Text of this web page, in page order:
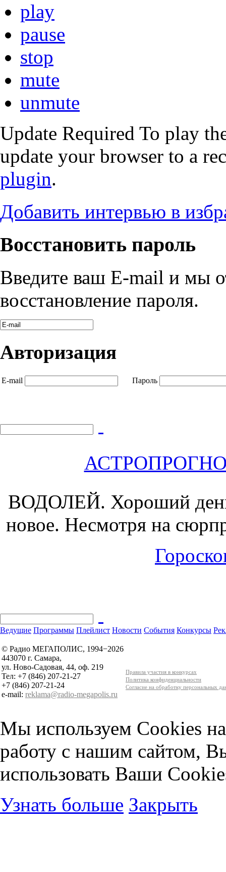
play
pause
stop
mute
unmute
Update Required To play
update your browser to a
plugin.
Добавить интервью в
Восстановить пароль
Введите ваш E-mail и мы
восстановление пароля.
Авторизация
E-mail Пароль
ВОДОЛЕЙ. Хороший
новое. Несмотря на
Ведущие Программы Плейлист Новости События Конкурсы
© Радио МЕГАПОЛИС, 1994−2026
443070 г. Самара,
ул. Ново-Садовая, 44, оф. 219
Тел: +7 (846) 207-21-27
+7 (846) 207-21-24
e-mail: reklama@radio-megapolis.ru
Правила участия в конкурсах
Политика конфиденциальности
Согласие на обработку персональных
Мы используем Cookies
работу с нашим сайтом,
использовать Ваши
Узнать больше Закрыть